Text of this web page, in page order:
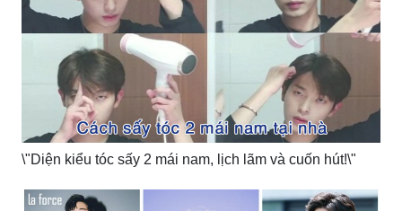
\"Diện kiểu tóc sấy 2 mái nam, lịch lãm và cuốn hút!\"